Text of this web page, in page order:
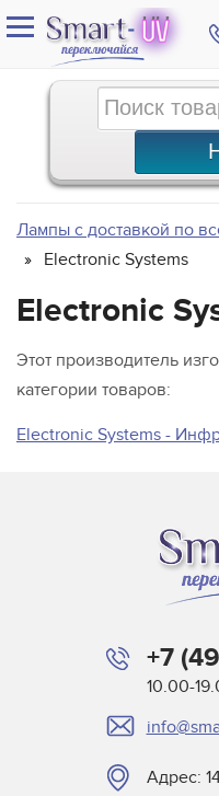
Лампы с доставкой по
Electronic Systems
Electronic
Этот производитель
категории товаров:
Electronic Systems -
+7
10.00-
Адрес: